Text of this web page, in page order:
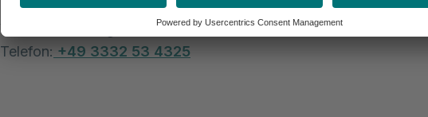
entsprechend handeln zu können.
Vereinbaren Sie gerne einen Termin über unseren Kreißsaal.
Telefon: +49 3332 53 4325